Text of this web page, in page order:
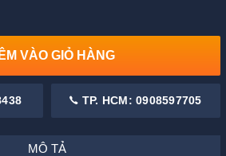
VÀO GIỎ HÀNG
TP. HCM: 0908597705
MÔ TẢ